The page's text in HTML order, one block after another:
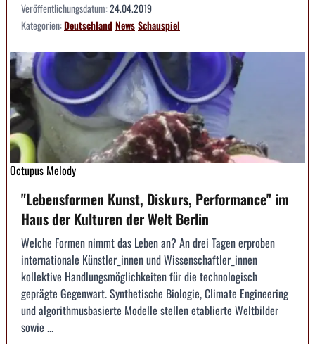
Veröffentlichungsdatum:24.04.2019
Kategorien:DeutschlandNewsSchauspiel
Octupus Melody
"Lebensformen Kunst, Diskurs, Performance" im
Haus der Kulturen der Welt Berlin
Welche Formen nimmt das Leben an? An drei Tagen erproben
internationale Künstler_innen und Wissenschaftler_innen
kollektive Handlungsmöglichkeiten für die technologisch
geprägte Gegenwart. Synthetische Biologie, Climate Engineering
und algorithmusbasierte Modelle stellen etablierte Weltbilder
sowie ...